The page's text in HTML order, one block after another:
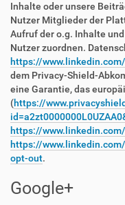
Inhalte oder unsere
Nutzer Mitglieder der
Aufruf der o.g. Inhalte
Nutzer zuordnen.
https://
dem Privacy-Shield-
eine Garantie, das
(https://
https://
https://
opt-out.
Google+